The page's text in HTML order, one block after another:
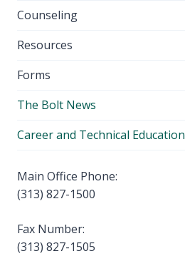
Counseling
Resources
Forms
The Bolt News
Career and Technical Education
Main Office Phone:
(313) 827-1500
Fax Number:
(313) 827-1505